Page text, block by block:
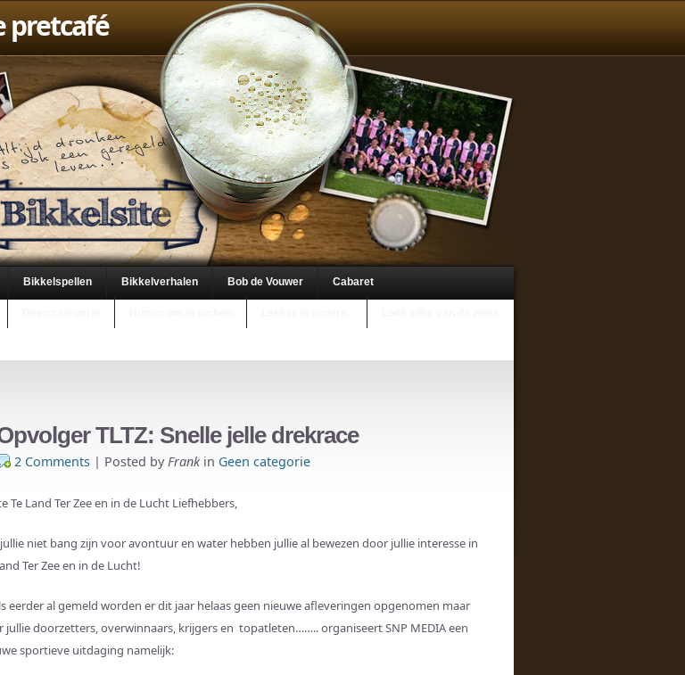
Bikkelspellen Bikkelverhalen Bob de Vouwer Cabaret
TLTZ: Snelle jelle drekrace
2 Comments | Posted byFrankin Geen categorie
Te Land Ter Zee en in de Lucht Liefhebbers,
niet bang zijn voor avontuur en water hebben jullie al bewezen door jullie interesse in
Ter Zee en in de Lucht!
eerder al gemeld worden er dit jaar helaas geen nieuwe afleveringen opgenomen maar
jullie doorzetters, overwinnaars, krijgers en topatleten…….. organiseert SNP MEDIA een
sportieve uitdaging namelijk: